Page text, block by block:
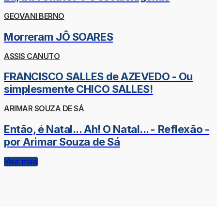
GEOVANI BERNO
Morreram JÔ SOARES
ASSIS CANUTO
FRANCISCO SALLES de AZEVEDO - Ou
simplesmente CHICO SALLES!
ARIMAR SOUZA DE SÁ
Então, é Natal... Ah! O Natal... - Reflexão -
por Arimar Souza de Sá
Veja mais